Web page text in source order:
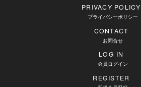
PRIVACY POLICY
プライバシーポリシー
CONTACT
お問合せ
LOG IN
会員ログイン
REGISTER